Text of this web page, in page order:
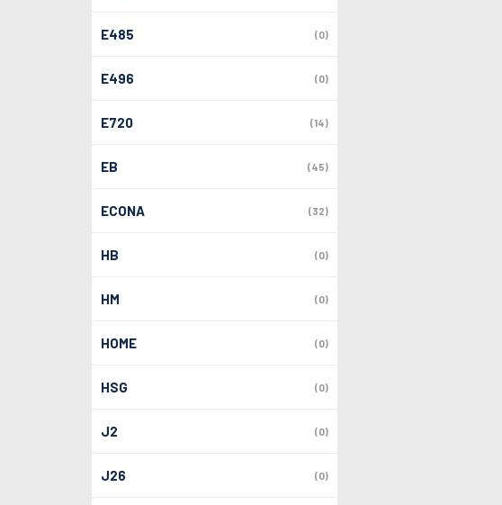
E485 (0)
E496 (0)
E720 (14)
EB (45)
ECONA (32)
HB (0)
HM (0)
HOME (0)
HSG (0)
J2 (0)
J26 (0)